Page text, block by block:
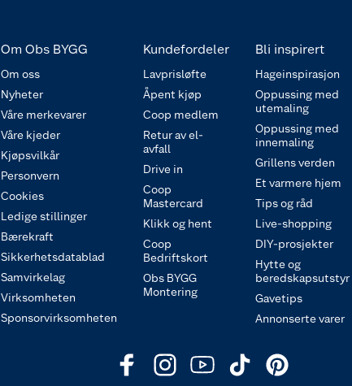
Om Obs BYGG
Om oss
Nyheter
Våre merkevarer
Våre kjeder
Kjøpsvilkår
Personvern
Cookies
Ledige stillinger
Bærekraft
Sikkerhetsdatablad
Samvirkelag
Virksomheten
Sponsorvirksomheten
Kundefordeler
Lavprisløfte
Åpent kjøp
Coop medlem
Retur av el-
avfall
Drive in
Coop
Mastercard
Klikk og hent
Coop
Bedriftskort
Obs BYGG
Montering
Bli inspirert
Hageinspirasjon
Oppussing med
utemaling
Oppussing med
innemaling
Grillens verden
Et varmere hjem
Tips og råd
Live-shopping
DIY-prosjekter
Hytte og
beredskapsutstyr
Gavetips
Annonserte varer